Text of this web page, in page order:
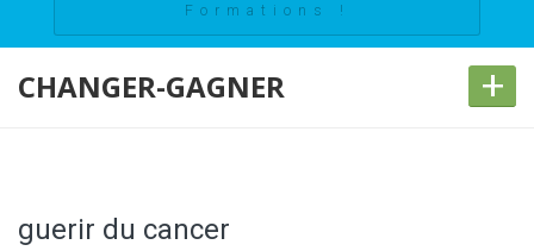
Formations !
CHANGER-GAGNER +
guerir du cancer